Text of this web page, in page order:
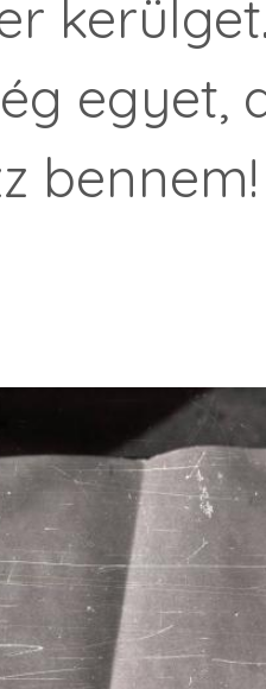
egyet,
bennem!